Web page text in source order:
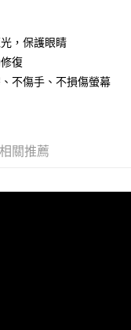
，保護眼睛
復
不傷手、不損傷螢幕
相關推薦